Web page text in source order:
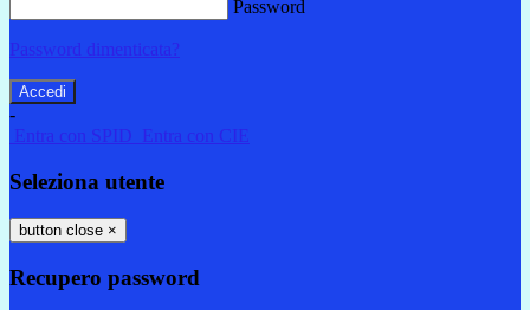
Password
Password dimenticata?
-
Entra con SPID
Entra con CIE
Seleziona utente
button close ×
Recupero password